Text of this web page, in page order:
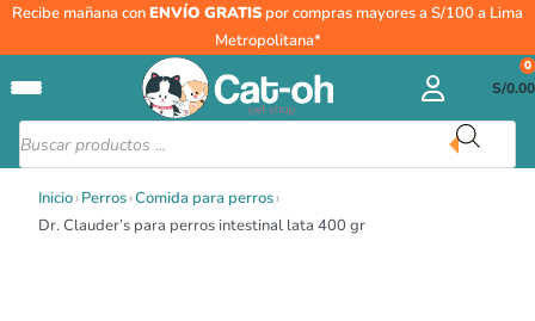
Recibe mañana conENVÍO GRATIS por compras mayores a S/100 a Lima
Metropolitana*
Búsqueda
de
productos
S/0.00
0
Inicio›Perros›Comida para perros›
Dr. Clauder’s para perros intestinal lata 400 gr
Dr.
perros
intestinal
lata
gr
cantidad